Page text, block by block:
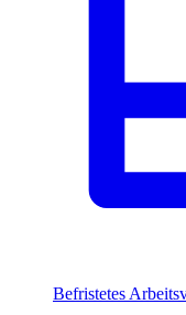
Befristetes